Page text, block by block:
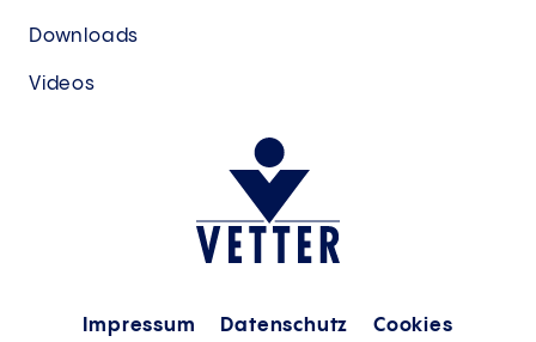
Downloads
Videos
Impressum Datenschutz
Cookies